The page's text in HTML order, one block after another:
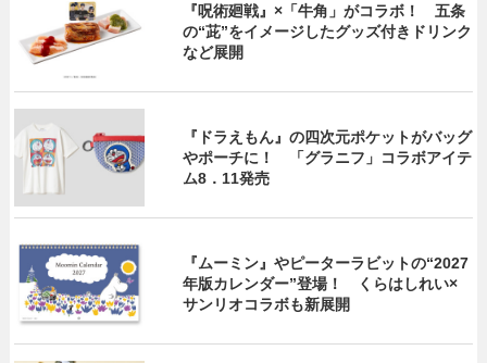
『呪術廻戦』×「牛角」がコラボ！ 五条
の“茈”をイメージしたグッズ付きドリンク
など展開
『ドラえもん』の四次元ポケットがバッグ
やポーチに！ 「グラニフ」コラボアイテ
ム8．11発売
『ムーミン』やピーターラビットの“2027
年版カレンダー”登場！ くらはしれい×
サンリオコラボも新展開